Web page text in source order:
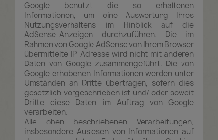
Google benutzt die so erhaltenen
Informationen, um eine Auswertung Ihres
Nutzungsverhaltens im Hinblick auf die
AdSense-Anzeigen durchzuführen. Die im
Rahmen von Google AdSense von Ihrem Browser
übermittelte IP-Adresse wird nicht mit anderen
Daten von Google zusammengeführt. Die von
Google erhobenen Informationen werden unter
Umständen an Dritte übertragen, sofern dies
gesetzlich vorgeschrieben ist und/ oder soweit
Dritte diese Daten im Auftrag von Google
verarbeiten.
Alle oben beschriebenen Verarbeitungen,
insbesondere Auslesen von Informationen auf